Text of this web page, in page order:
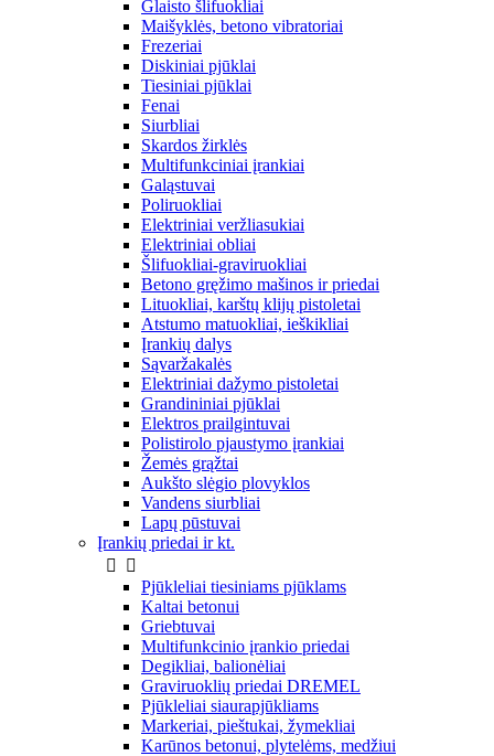
Glaisto šlifuokliai
Maišyklės, betono vibratoriai
Frezeriai
Diskiniai pjūklai
Tiesiniai pjūklai
Fenai
Siurbliai
Skardos žirklės
Multifunkciniai įrankiai
Galąstuvai
Poliruokliai
Elektriniai veržliasukiai
Elektriniai obliai
Šlifuokliai-graviruokliai
Betono gręžimo mašinos ir priedai
Lituokliai, karštų klijų pistoletai
Atstumo matuokliai, ieškikliai
Įrankių dalys
Sąvaržakalės
Elektriniai dažymo pistoletai
Grandininiai pjūklai
Elektros prailgintuvai
Polistirolo pjaustymo įrankiai
Žemės grąžtai
Aukšto slėgio plovyklos
Vandens siurbliai
Lapų pūstuvai
Įrankių priedai ir kt.


Pjūkleliai tiesiniams pjūklams
Kaltai betonui
Griebtuvai
Multifunkcinio įrankio priedai
Degikliai, balionėliai
Graviruoklių priedai DREMEL
Pjūkleliai siaurapjūkliams
Markeriai, pieštukai, žymekliai
Karūnos betonui, plytelėms, medžiui